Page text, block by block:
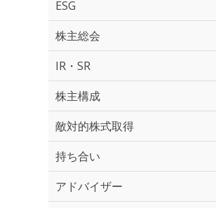
ESG
株主総会
IR・SR
株主構成
敵対的株式取得
持ち合い
アドバイザー